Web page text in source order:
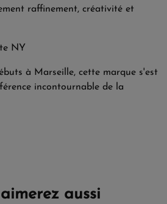
raffinement, créativité et
NY
à Marseille, cette marque s'est
incontournable de la
aussi